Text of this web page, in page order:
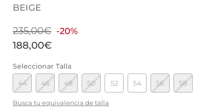
BEIGE
235,00€ -20%
188,00€
Seleccionar Talla
44
46 48 50 52 54 56 58
Busca tu equivalencia de talla